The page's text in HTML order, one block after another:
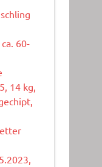
60-
14 kg,